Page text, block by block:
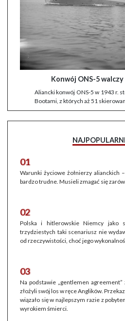
Konwój ONS-5
Aliancki konwój ONS-5 w 1943 r.
Bootami, z których aż 51
01
Warunki życiowe żołnierzy alianckich
bardzo trudne. Musieli zmagać się
02
Polska i hitlerowskie Niemcy jako
trzydziestych taki scenariusz nie
od rzeczywistości, choć jego
03
Na podstawie „gentlemen
złożyli swój los w ręce Anglików.
wiązało się w najlepszym razie z
wyrokiem śmierci.